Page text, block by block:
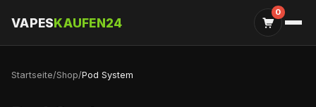
VAPESKAUFEN24
0
Startseite/Shop/Pod System